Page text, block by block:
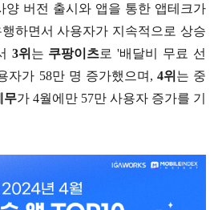
양 버전 출시와 앱을 통한 앱테크가
하면서 사용자가 지속적으로 상승
3위 는 쿠팡이츠로 '배달비 무료 선
자가 58만 명 증가했으며, 4위 는 중
무가 4월에만 57만 사용자 증가를 기